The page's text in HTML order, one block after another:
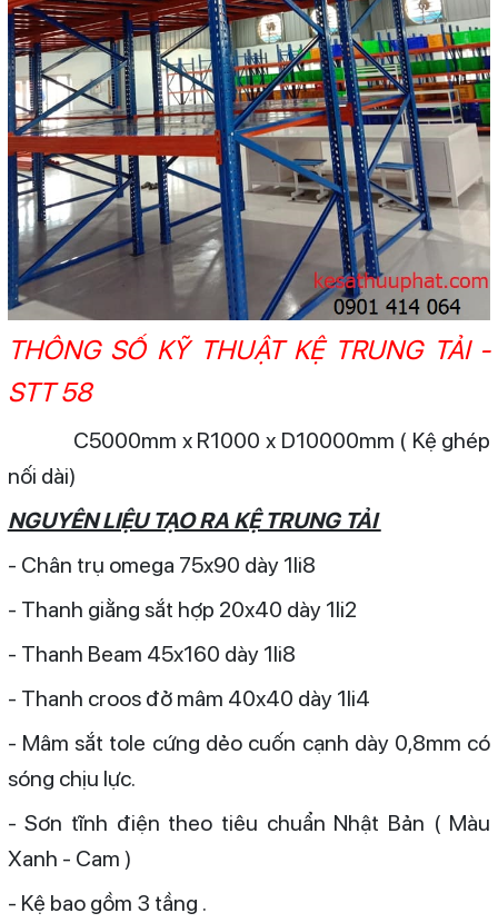
THÔNG SỐ KỸ THUẬT KỆ TRUNG TẢI -
STT 58
C5000mm x R1000 x D10000mm ( Kệ ghép
nối dài)
NGUYÊN LIỆU TẠO RA KỆ TRUNG TẢI
- Chân trụ omega 75x90 dày 1li8
- Thanh giằng sắt hợp 20x40 dày 1li2
- Thanh Beam 45x160 dày 1li8
- Thanh croos đở mâm 40x40 dày 1li4
- Mâm sắt tole cứng dẻo cuốn cạnh dày 0,8mm có
sóng chịu lực.
- Sơn tĩnh điện theo tiêu chuẩn Nhật Bản ( Màu
Xanh - Cam )
- Kệ bao gồm 3 tầng .